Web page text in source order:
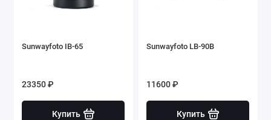
Sunwayfoto IB-65
23350 ₽
Купить
Sunwayfoto LB-90B
11600 ₽
Купить